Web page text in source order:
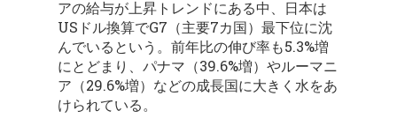
アの給与が上昇トレンドにある中、日本は
USドル換算でG7（主要7カ国）最下位に沈
んでいるという。前年比の伸び率も5.3%増
にとどまり、パナマ（39.6%増）やルーマニ
ア（29.6%増）などの成長国に大きく水をあ
けられている。